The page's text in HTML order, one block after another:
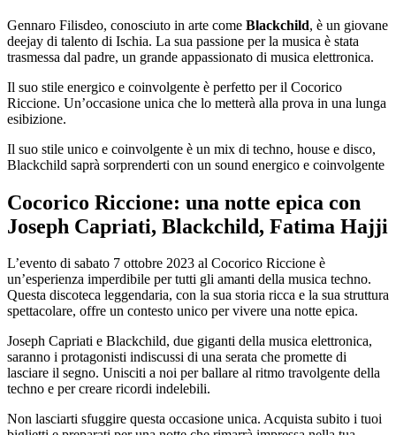
Gennaro Filisdeo, conosciuto in arte come Blackchild, è un giovane
deejay di talento di Ischia. La sua passione per la musica è stata
trasmessa dal padre, un grande appassionato di musica elettronica.
Il suo stile energico e coinvolgente è perfetto per il Cocorico
Riccione. Un’occasione unica che lo metterà alla prova in una lunga
esibizione.
Il suo stile unico e coinvolgente è un mix di techno, house e disco,
Blackchild saprà sorprenderti con un sound energico e coinvolgente
Cocorico Riccione: una notte epica con
Joseph Capriati, Blackchild, Fatima Hajji
L’evento di sabato 7 ottobre 2023 al Cocorico Riccione è
un’esperienza imperdibile per tutti gli amanti della musica techno.
Questa discoteca leggendaria, con la sua storia ricca e la sua struttura
spettacolare, offre un contesto unico per vivere una notte epica.
Joseph Capriati e Blackchild, due giganti della musica elettronica,
saranno i protagonisti indiscussi di una serata che promette di
lasciare il segno. Unisciti a noi per ballare al ritmo travolgente della
techno e per creare ricordi indelebili.
Non lasciarti sfuggire questa occasione unica. Acquista subito i tuoi